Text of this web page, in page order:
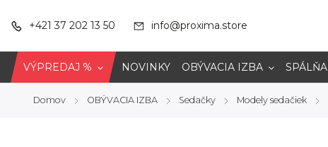
+421 37 202 13 50 info@proxima.store
VÝPREDAJ % NOVINKY OBÝVACIA IZBA SPÁLŇA
Domov / OBÝVACIA IZBA / Sedačky / Modely sedačiek /